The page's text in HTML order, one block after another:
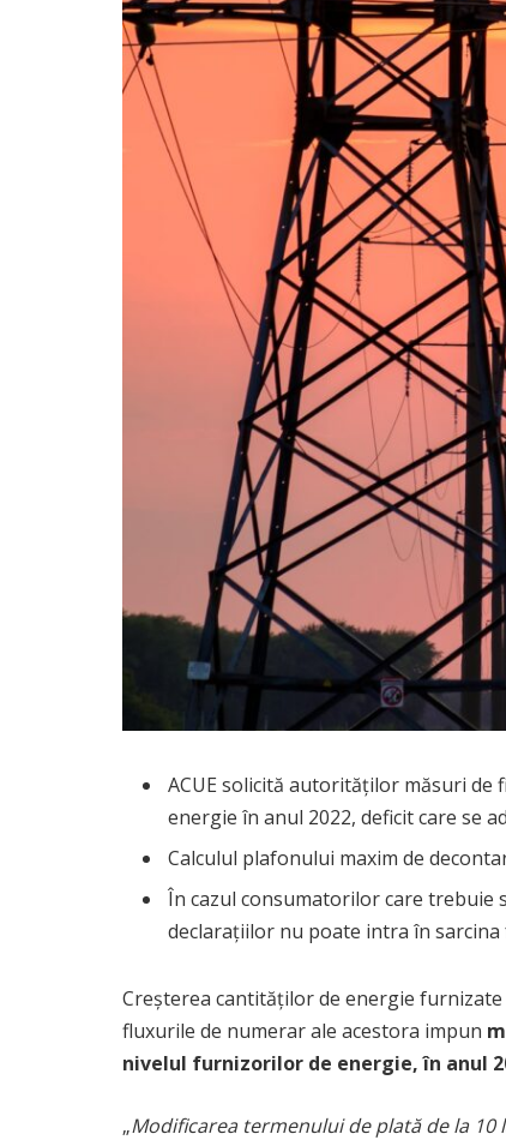
ACUE solicită autorităților măsuri
energie în anul 2022, deficit care se
Calculul plafonului maxim de
În cazul consumatorilor care trebuie
declarațiilor nu poate intra în
Creșterea cantităților de energie
fluxurile de numerar ale acestora impun
nivelul furnizorilor de energie, în anul
„Modificarea termenului de plată de la